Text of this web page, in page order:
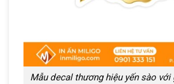
Mẫu decal thương hiệu yến sào với